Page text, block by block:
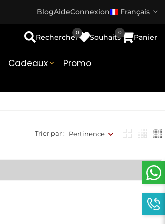
BlogAideConnexion Français
Cadeaux  Promo
Rechercher Souhaits
0
Panier
0
Trier par : Pertinence